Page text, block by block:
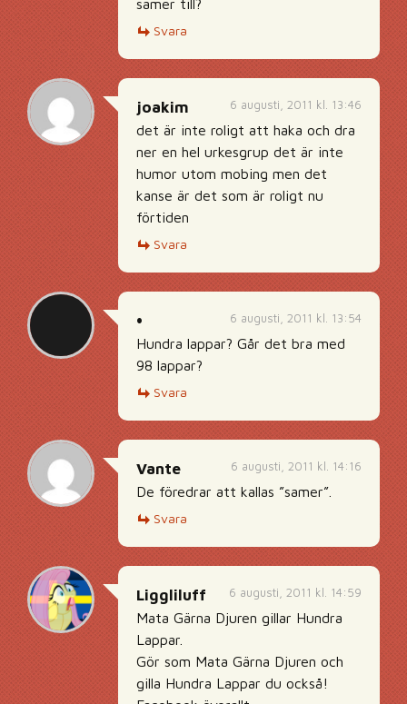
samer till?
Svara
6 augusti, 2011 kl. 13:46
joakim
det är inte roligt att haka och dra
ner en hel urkesgrup det är inte
humor utom mobing men det
kanse är det som är roligt nu
förtiden
Svara
6 augusti, 2011 kl. 13:54
•
Hundra lappar? Går det bra med
98 lappar?
Svara
6 augusti, 2011 kl. 14:16
Vante
De föredrar att kallas ”samer”.
Svara
6 augusti, 2011 kl. 14:59
Liggliluff
Mata Gärna Djuren gillar Hundra
Lappar.
Gör som Mata Gärna Djuren och
gilla Hundra Lappar du också!